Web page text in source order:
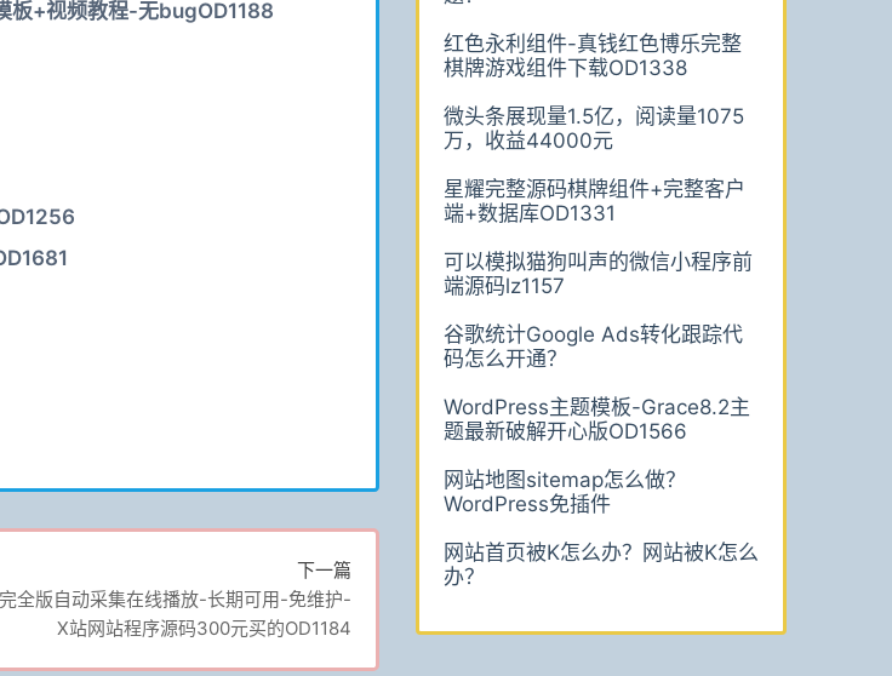
板+视频教程-无bugOD1188
下一篇
全版自动采集在线播放-长期可用-免维护-
X站网站程序源码300元买的OD1184
红色永利组件-真钱红色博乐完整
棋牌游戏组件下载OD1338
微头条展现量1.5亿，阅读量1075
万，收益44000元
星耀完整源码棋牌组件+完整客户
端+数据库OD1331
可以模拟猫狗叫声的微信小程序前
端源码lz1157
谷歌统计Google Ads转化跟踪代
码怎么开通？
WordPress主题模板-Grace8.2主
题最新破解开心版OD1566
网站地图sitemap怎么做？
WordPress免插件
网站首页被K怎么办？网站被K怎么
办？